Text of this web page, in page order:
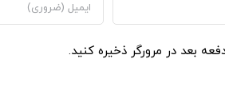
بعد در مرورگر ذخیره کنید.